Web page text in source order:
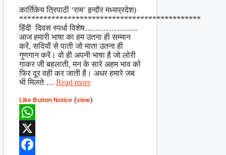
Share
कार्तिकेय त्रिपाठी ‘राम’ इन्दौर मध्यप्रदेश)
*********************************************
हिंदी दिवस स्पर्धा विशेष………………..
आज हमारी भाषा का हम उतना ही सम्मान
करें, सदियों से पाती जो माता उतना ही
गुणगान करें। वो ही अपनी भाषा है जो लोरी
गाकर जी बहलाती, मन के सारे अहम भाव को
फिर दूर वही कर जाती है। अधर हमारे जब
भी मिलते … Read more
Like Button Notice (view)
WhatsApp
X